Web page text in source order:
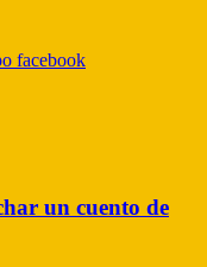
facebook
un cuento de